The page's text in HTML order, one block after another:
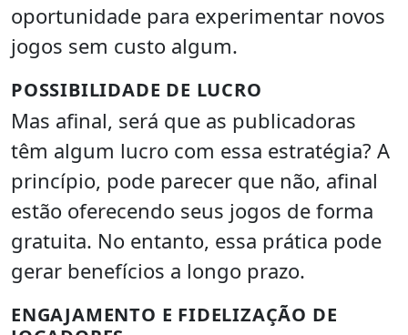
oportunidade para experimentar novos
jogos sem custo algum.
POSSIBILIDADE DE LUCRO
Mas afinal, será que as publicadoras
têm algum lucro com essa estratégia? A
princípio, pode parecer que não, afinal
estão oferecendo seus jogos de forma
gratuita. No entanto, essa prática pode
gerar benefícios a longo prazo.
ENGAJAMENTO E FIDELIZAÇÃO DE